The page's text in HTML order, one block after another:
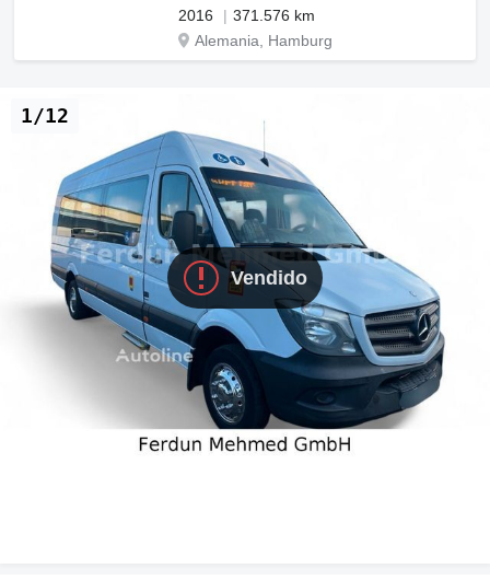
2016
371.576 km
Alemania, Hamburg
Vendido
1/12